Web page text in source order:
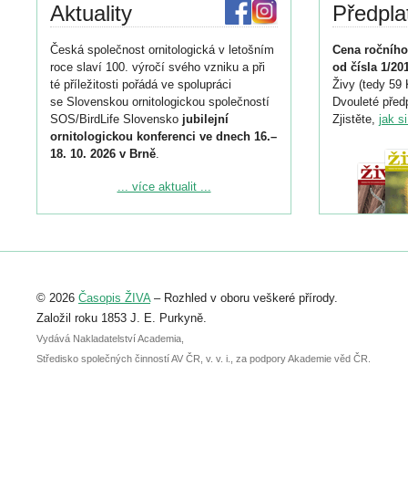
Aktuality
Česká společnost ornitologická v letošním
roce slaví 100. výročí svého vzniku a při
té příležitosti pořádá ve spolupráci
se Slovenskou ornitologickou společností
SOS/BirdLife Slovensko jubilejní
ornitologickou konferenci ve dnech 16.–
18. 10. 2026 v Brně.
Podrobnější informace ke konferenci
Registrovat se můžete do 6. září.
abstraktu přihlášené přednášky nebo
posteru je už 30. června.
... více aktualit ...
Cena
od čísla 1/
Živy (tedy 59
Dvouleté
Zjistěte, jak
© 2026 Časopis ŽIVA– Rozhled v oboru veškeré přírody.
Založil roku 1853 J. E. Purkyně.
Vydává Nakladatelství Academia,
Středisko společných činností AV ČR, v. v. i., za podpory Akademie věd ČR.